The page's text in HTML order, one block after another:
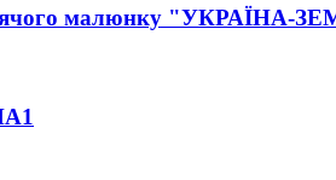
дитячого малюнку
1